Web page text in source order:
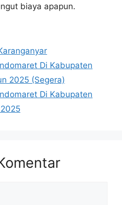
biaya apapun.
Di Kabupaten
2025 (Segera)
Di Kabupaten